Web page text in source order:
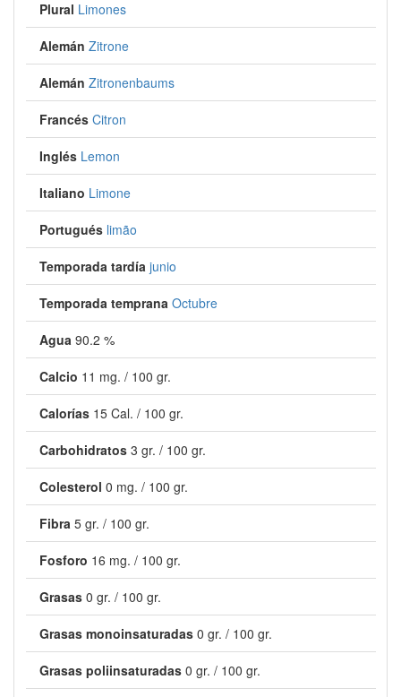
Plural Limones
Alemán Zitrone
Alemán Zitronenbaums
Francés Citron
Inglés Lemon
Italiano Limone
Portugués limão
Temporada tardía junio
Temporada temprana Octubre
Agua 90.2 %
Calcio 11 mg. / 100 gr.
Calorías 15 Cal. / 100 gr.
Carbohidratos 3 gr. / 100 gr.
Colesterol 0 mg. / 100 gr.
Fibra 5 gr. / 100 gr.
Fosforo 16 mg. / 100 gr.
Grasas 0 gr. / 100 gr.
Grasas monoinsaturadas 0 gr. / 100 gr.
Grasas poliinsaturadas 0 gr. / 100 gr.